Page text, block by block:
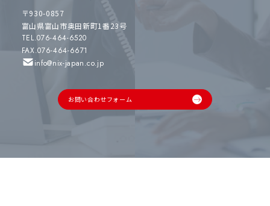
〒930-0857
富山県富山市奥田新町1番23号
TEL.076-464-6520
FAX.076-464-6671
info@nix-japan.co.jp
お問い合わせフォーム